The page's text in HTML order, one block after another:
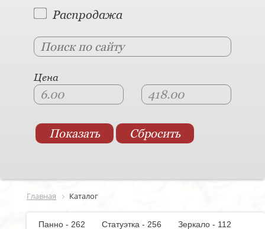
Распродажа
Цена
Главная Каталог
Панно - 262 Статуэтка - 256
Зеркало - 112